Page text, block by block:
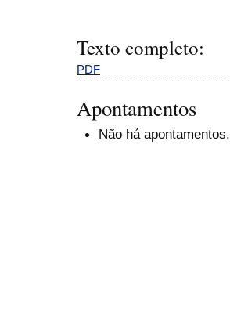
Texto completo:
PDF
Apontamentos
Não há apontamentos.